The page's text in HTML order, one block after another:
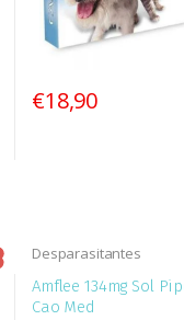
€18,90
Desparasitantes
Amflee 134mg Sol
Cao Med